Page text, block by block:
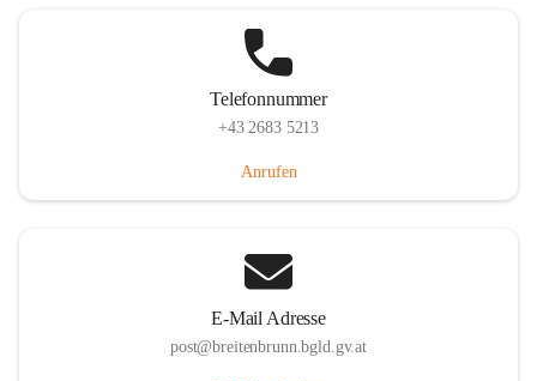
Telefonnummer
+43 2683 5213
Anrufen
E-Mail Adresse
post@breitenbrunn.bgld.gv.at